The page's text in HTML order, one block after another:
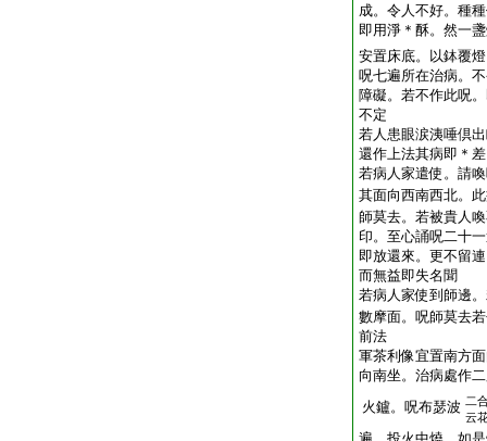
成。令人不好。種
即用淨＊酥。然一
安置床底。以鉢覆
呪七遍所在治病。
障礙。若不作此呪
不定
若人患眼涙洟唾倶
還作上法其病即＊差
若病人家遣使。請
其面向西南西北。
師莫去。若被貴人
印。至心誦呪二十
即放還來。更不留
而無益即失名聞
若病人家使到師邊
數摩面。呪師莫去
前法
軍茶利像宜置南方
向南坐。治病處作
火鑪。呪布瑟波 二
云